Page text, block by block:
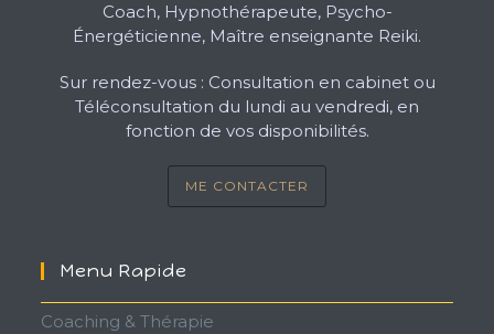
Coach, Hypnothérapeute, Psycho-
Énergéticienne, Maître enseignante Reiki.
Sur rendez-vous : Consultation en cabinet ou
Téléconsultation du lundi au vendredi, en
fonction de vos disponibilités.
ME CONTACTER
Menu Rapide
Coaching & Thérapie